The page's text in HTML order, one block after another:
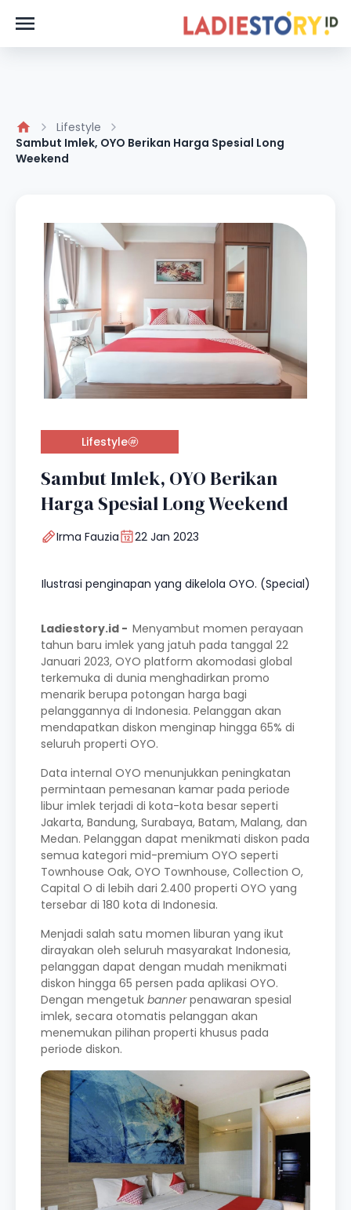
Lifestyle
Sambut Imlek, OYO Berikan Harga Spesial Long
Weekend
Lifestyle
Sambut Imlek, OYO Berikan
Harga Spesial Long Weekend
Irma Fauzia 22 Jan 2023
Ilustrasi penginapan yang dikelola OYO. (Special)
Ladiestory.id - Menyambut momen perayaan
tahun baru imlek yang jatuh pada tanggal 22
Januari 2023, OYO platform akomodasi global
terkemuka di dunia menghadirkan promo
menarik berupa potongan harga bagi
pelanggannya di Indonesia. Pelanggan akan
mendapatkan diskon menginap hingga 65% di
seluruh properti OYO.
Data internal OYO menunjukkan peningkatan
permintaan pemesanan kamar pada periode
libur imlek terjadi di kota-kota besar seperti
Jakarta, Bandung, Surabaya, Batam, Malang, dan
Medan. Pelanggan dapat menikmati diskon pada
semua kategori mid-premium OYO seperti
Townhouse Oak, OYO Townhouse, Collection O,
Capital O di lebih dari 2.400 properti OYO yang
tersebar di 180 kota di Indonesia.
Menjadi salah satu momen liburan yang ikut
dirayakan oleh seluruh masyarakat Indonesia,
pelanggan dapat dengan mudah menikmati
diskon hingga 65 persen pada aplikasi OYO.
Dengan mengetuk bannerpenawaran spesial
imlek, secara otomatis pelanggan akan
menemukan pilihan properti khusus pada
periode diskon.